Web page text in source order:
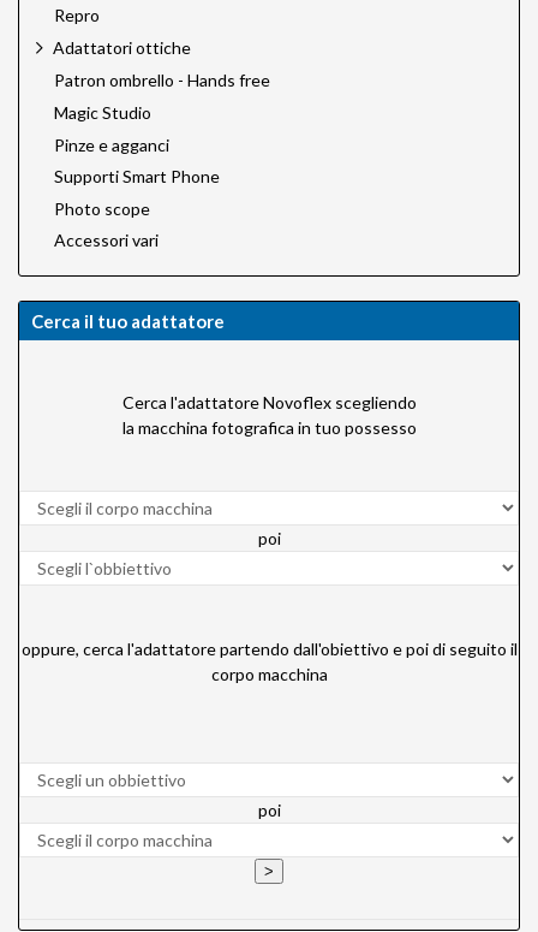
Repro
Adattatori ottiche
Patron ombrello - Hands free
Magic Studio
Pinze e agganci
Supporti Smart Phone
Photo scope
Accessori vari
Cerca il tuo adattatore
Cerca l'adattatore Novoflex scegliendo
la macchina fotografica in tuo possesso
poi
oppure, cerca l'adattatore partendo dall'obiettivo e poi di seguito il
corpo macchina
poi